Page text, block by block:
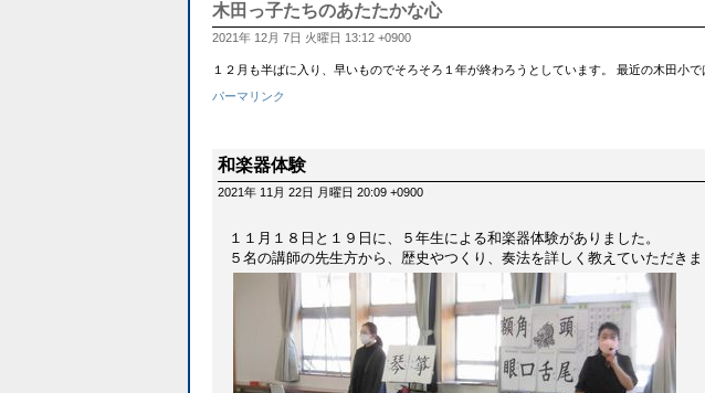
木田っ子たちのあたたかな心
2021年 12月 7日 火曜日 13:12 +0900
１２月も半ばに入り、早いものでそろそろ１年が終わろうとしています。 最近の木田小
パーマリンク
和楽器体験
2021年 11月 22日 月曜日 20:09 +0900
１１月１８日と１９日に、５年生による和楽器体験がありました。
５名の講師の先生方から、歴史やつくり、奏法を詳しく教えていただきま